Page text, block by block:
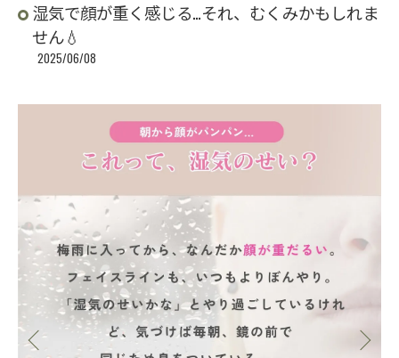
湿気で顔が重く感じる…それ、むくみかもしれま
せん💧
2025/06/08